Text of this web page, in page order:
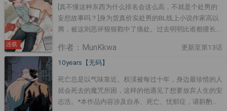
连载
[真不懂这种东西为什么排名会这么高，不就是个处男的
妄想故事吗？]身为货真价实处男的BL线上小说作家高以
腾，被这则恶评狠狠戳中了痛处。过去明明比谁都擅长，
低潮期。身为隐居宅男的他，一边再次进行着妄想的自我
慰藉，一边渴望着货真价实的体验……就在这时，他无意
受到了前所未有的刺激。「难不成那个人……刚才一直在
看着我吗?!」
作者：MunKkwa 更新至第13话
10years【无码】
死亡总是以气味靠近。权渶被每过十年，身边最珍惜的人
就会死去的魔咒所困，这样的他遇见了想要放弃人生的安
志浩。*本作品内容涉及自杀、死亡、忧郁症，请斟酌阅